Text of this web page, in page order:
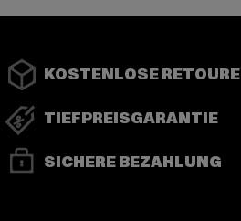
KOSTENLOSE RETOURE
TIEFPREISGARANTIE
SICHERE BEZAHLUNG